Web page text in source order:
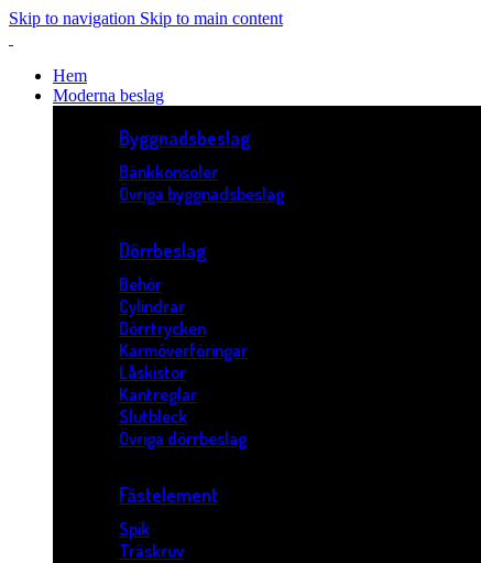
Skip to navigation Skip to main content
Hem
Moderna beslag
Byggnadsbeslag
Bänkkonsoler
Övriga byggnadsbeslag
Dörrbeslag
Behör
Cylindrar
Dörrtrycken
Karmöverföringar
Låskistor
Kantreglar
Slutbleck
Övriga dörrbeslag
Fästelement
Spik
Träskruv